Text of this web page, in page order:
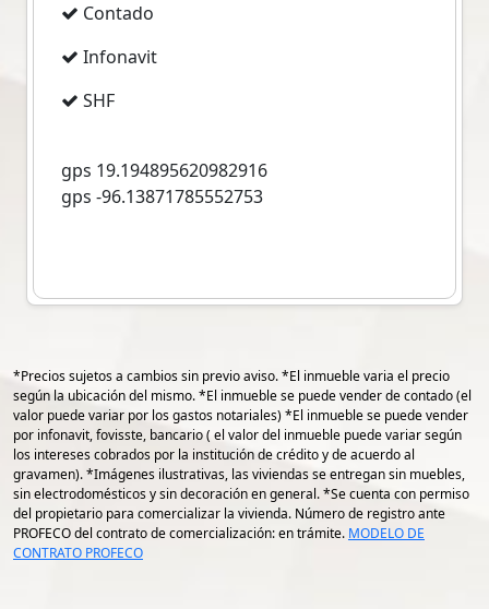
Precio sujeto a cambios sin previo aviso.
Contado
Infonavit
SHF
gps 19.194895620982916
gps -96.13871785552753
*Precios sujetos a cambios sin previo aviso. *El inmueble varia el precio
según la ubicación del mismo. *El inmueble se puede vender de contado (el
valor puede variar por los gastos notariales) *El inmueble se puede vender
por infonavit, fovisste, bancario ( el valor del inmueble puede variar según
los intereses cobrados por la institución de crédito y de acuerdo al
gravamen). *Imágenes ilustrativas, las viviendas se entregan sin muebles,
sin electrodomésticos y sin decoración en general. *Se cuenta con permiso
del propietario para comercializar la vivienda. Número de registro ante
PROFECO del contrato de comercialización: en trámite. MODELO DE
CONTRATO PROFECO